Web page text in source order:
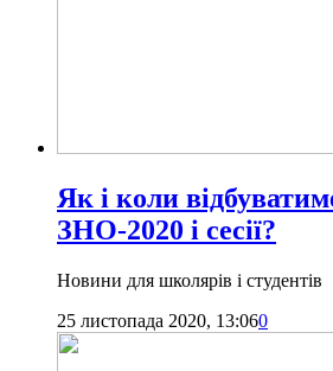
Як і коли
ЗНО-2020 і сесії?
Новини для школярів і студентів
25 листопада 2020, 13:060